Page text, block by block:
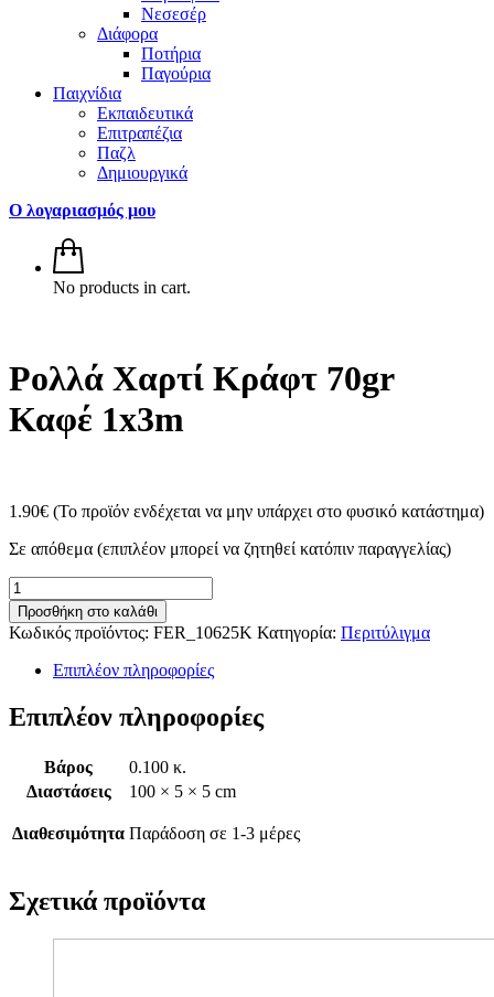
Νεσεσέρ
Διάφορα
Ποτήρια
Παγούρια
Παιχνίδια
Εκπαιδευτικά
Επιτραπέζια
Παζλ
Δημιουργικά
Ο λογαριασμός μου
No products in cart.
Ρολλά Χαρτί Κράφτ 70gr
Καφέ 1x3m
1.90€ (Το προϊόν ενδέχεται να μην υπάρχει στο φυσικό κατάστημα)
Σε απόθεμα (επιπλέον μπορεί να ζητηθεί κατόπιν παραγγελίας)
Ρολλά
Χαρτί
Κράφτ
70gr
Καφέ
ποσότητα
Προσθήκη στο καλάθι
Κωδικός προϊόντος: FER_10625K Κατηγορία: Περιτύλιγμα
Επιπλέον πληροφορίες
Επιπλέον πληροφορίες
Βάρος
0.100 κ.
Διαστάσεις
100 × 5 × 5 cm
Διαθεσιμότητα Παράδοση σε 1-3 μέρες
Σχετικά προϊόντα